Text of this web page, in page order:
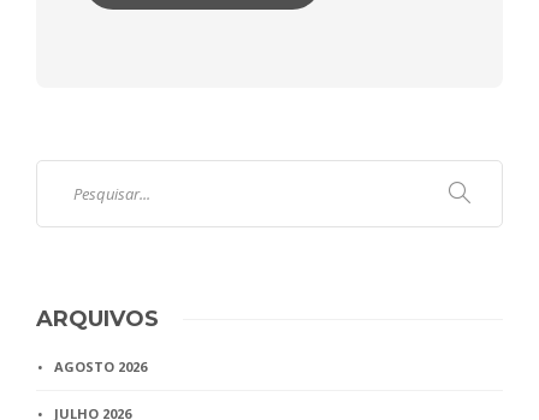
ARQUIVOS
AGOSTO 2026
JULHO 2026